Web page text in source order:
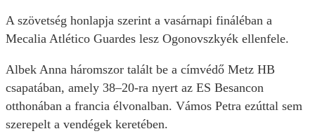
A szövetség honlapja szerint a vasárnapi fináléban a
Mecalia Atlético Guardes lesz Ogonovszkyék ellenfele.
Albek Anna háromszor talált be a címvédő Metz HB
csapatában, amely 38–20-ra nyert az ES Besancon
otthonában a francia élvonalban. Vámos Petra ezúttal sem
szerepelt a vendégek keretében.